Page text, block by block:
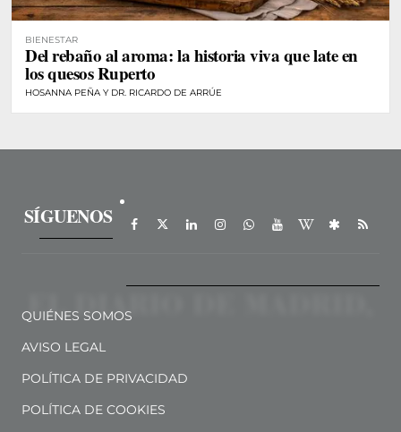
BIENESTAR
Del rebaño al aroma: la historia viva que late en
los quesos Ruperto
HOSANNA PEÑA Y DR. RICARDO DE ARRÚE
SÍGUENOS
QUIÉNES SOMOS
AVISO LEGAL
POLÍTICA DE PRIVACIDAD
POLÍTICA DE COOKIES